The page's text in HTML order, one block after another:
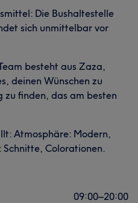
Die Bushaltestelle
sich unmittelbar vor
besteht aus Zaza,
deinen Wünschen zu
zu finden, das am besten
Atmosphäre: Modern,
Schnitte, Colorationen.
09:00–20:00